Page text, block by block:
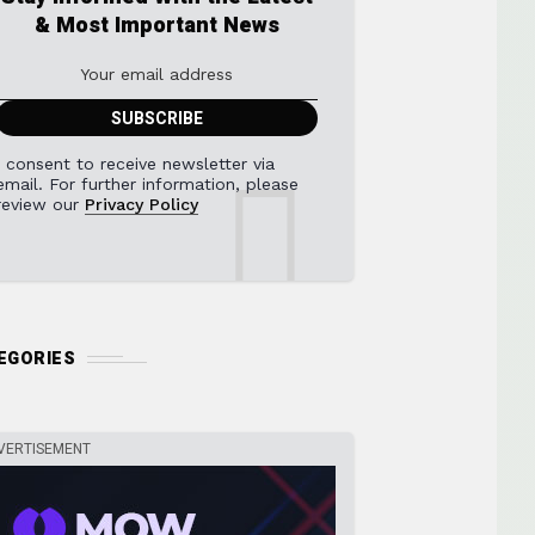
& Most Important News
consent to receive newsletter via
For further information, please
our Privacy Policy